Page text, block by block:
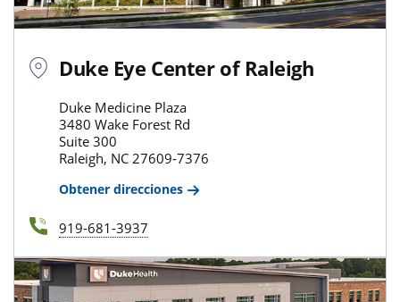
Duke Eye Center of Raleigh
Duke Medicine Plaza
3480 Wake Forest Rd
Suite 300
Raleigh, NC 27609-7376
Obtener direcciones
919-681-3937